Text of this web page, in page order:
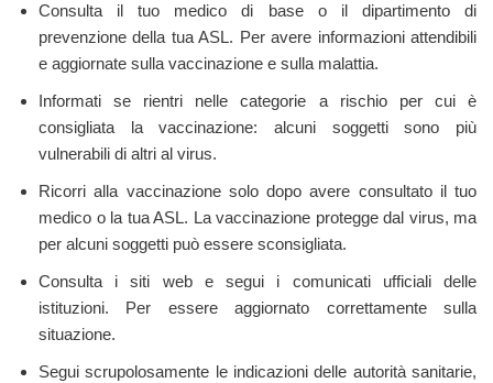
Consulta il tuo medico di base o il dipartimento di
prevenzione della tua ASL. Per avere informazioni attendibili
e aggiornate sulla vaccinazione e sulla malattia.
Informati se rientri nelle categorie a rischio per cui è
consigliata la vaccinazione: alcuni soggetti sono più
vulnerabili di altri al virus.
Ricorri alla vaccinazione solo dopo avere consultato il tuo
medico o la tua ASL. La vaccinazione protegge dal virus, ma
per alcuni soggetti può essere sconsigliata.
Consulta i siti web e segui i comunicati ufficiali delle
istituzioni. Per essere aggiornato correttamente sulla
situazione.
Segui scrupolosamente le indicazioni delle autorità sanitarie,